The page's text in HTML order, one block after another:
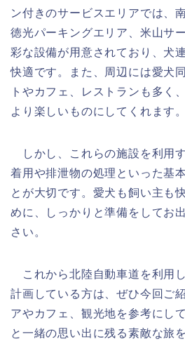
ン付きのサービスエリアでは、
徳光パーキングエリア、米山サ
彩な設備が用意されており、犬
快適です。また、周辺には愛犬
トやカフェ、レストランも多く
より楽しいものにしてくれます。
しかし、これらの施設を利用
着用や排泄物の処理といった基
とが大切です。愛犬も飼い主も
めに、しっかりと準備をしてお
さい。
これから北陸自動車道を利用
計画している方は、ぜひ今回ご
アやカフェ、観光地を参考にし
と一緒の思い出に残る素敵な旅